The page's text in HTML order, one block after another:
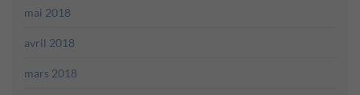
mai 2018
avril 2018
mars 2018